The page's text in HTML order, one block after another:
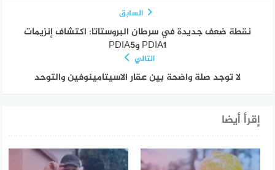
السابق
نقطة ضعف جديدة في سرطان البروستاتا: اكتشاف إنزيمات
PDIA1 وPDIA5
التالي
لا توجد صلة واضحة بين عقار الاسيتامينوفين والتوحد
إقرأ أيضا